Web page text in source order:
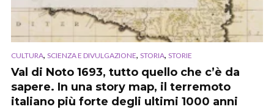
CULTURA, SCIENZA E DIVULGAZIONE, STORIA, STORIE
Val di Noto 1693, tutto quello che c’è da
sapere. In una story map, il terremoto
italiano più forte degli ultimi 1000 anni